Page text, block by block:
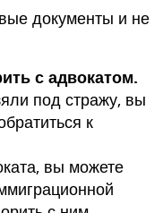
документы и не
с адвокатом.
под стражу, вы
к
вы можете